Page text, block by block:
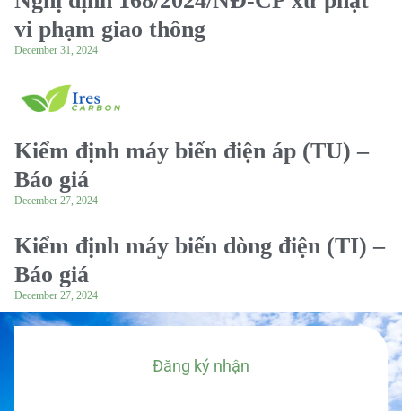
vi phạm giao thông
December 31, 2024
Kiểm định máy biến điện áp (TU) –
Báo giá
December 27, 2024
Kiểm định máy biến dòng điện (TI) –
Báo giá
December 27, 2024
Đăng ký nhận